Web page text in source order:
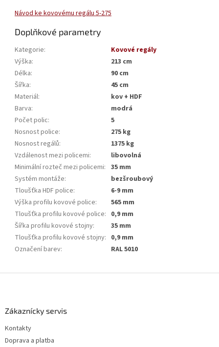
Návod ke kovovému regálu 5-275
Doplňkové parametry
Kategorie:
Kovové regály
Výška:
213 cm
Délka:
90 cm
Šířka:
45 cm
Materiál:
kov + HDF
Barva:
modrá
Počet polic:
5
Nosnost police:
275 kg
Nosnost regálů:
1375 kg
Vzdálenost mezi policemi:
libovolná
Minimální rozteč mezi policemi: 35 mm
Systém montáže:
bezšroubový
Tloušťka HDF police:
6-9 mm
Výška profilu kovové police:
565 mm
Tloušťka profilu kovové police: 0,9 mm
Šířka profilu kovové stojny:
35 mm
Tloušťka profilu kovové stojny: 0,9 mm
Označení barev: RAL 5010
Zákaznícky servis
Kontakty
Doprava a platba